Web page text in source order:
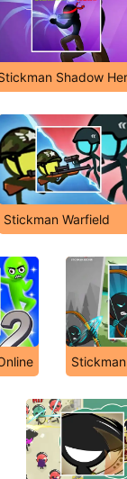
Shadow
Stickman Warfield